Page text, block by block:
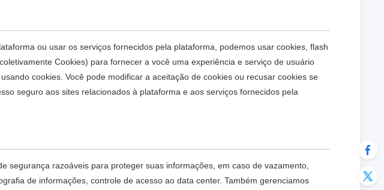
ou usar os serviços fornecidos pela plataforma, podemos usar cookies, flash
Cookies) para fornecer a você uma experiência e serviço de usuário
cookies. Você pode modificar a aceitação de cookies ou recusar cookies se
seguro aos sites relacionados à plataforma e aos serviços fornecidos pela
razoáveis para proteger suas informações, em caso de vazamento,
de informações, controle de acesso ao data center. Também gerenciamos